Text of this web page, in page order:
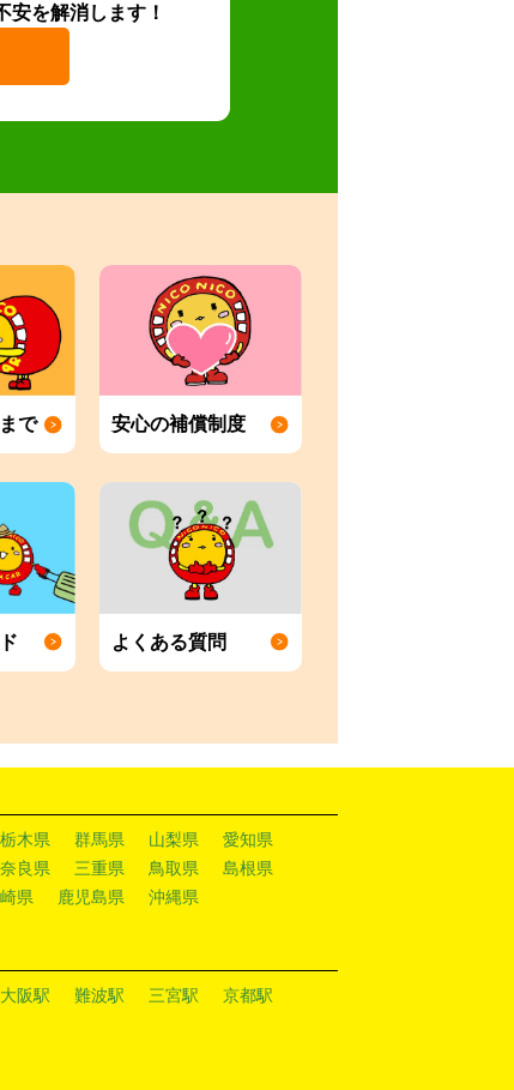
安を解消します！
で 安心の補償制度
よくある質問
栃木県 群馬県 山梨県
愛知県
奈良県 三重県 鳥取県
島根県
県 鹿児島県 沖縄県
大阪駅 難波駅 三宮駅
京都駅